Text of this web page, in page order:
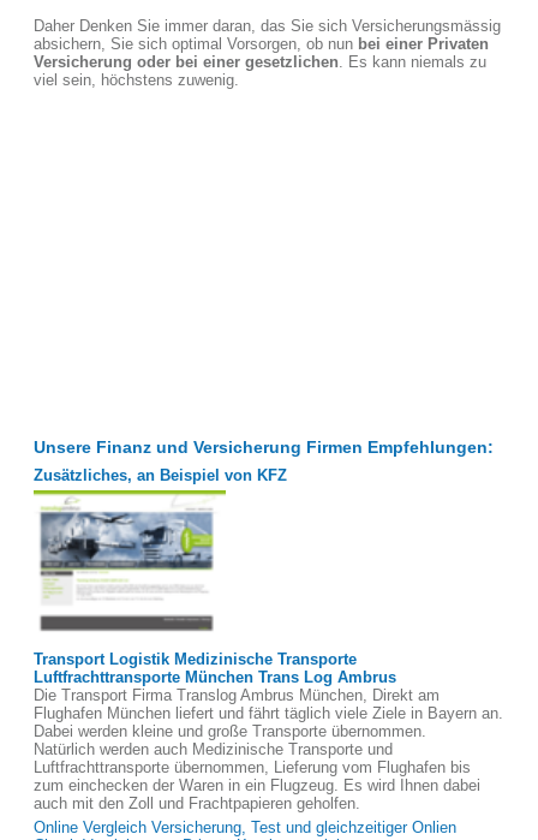
Daher Denken Sie immer daran, das Sie sich Versicherungsmässig
absichern, Sie sich optimal Vorsorgen, ob nun bei einer Privaten
Versicherung oder bei einer gesetzlichen. Es kann niemals zu
viel sein, höchstens zuwenig.
Unsere Finanz und Versicherung Firmen Empfehlungen:
Zusätzliches, an Beispiel von KFZ
Transport Logistik Medizinische Transporte
Luftfrachttransporte München Trans Log Ambrus
Die Transport Firma Translog Ambrus München, Direkt am
Flughafen München liefert und fährt täglich viele Ziele in Bayern an.
Dabei werden kleine und große Transporte übernommen.
Natürlich werden auch Medizinische Transporte und
Luftfrachttransporte übernommen, Lieferung vom Flughafen bis
zum einchecken der Waren in ein Flugzeug. Es wird Ihnen dabei
auch mit den Zoll und Frachtpapieren geholfen.
Online Vergleich Versicherung, Test und gleichzeitiger Onlien